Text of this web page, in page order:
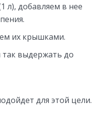
л), добавляем в нее
их крышками.
так выдержать до
для этой цели.